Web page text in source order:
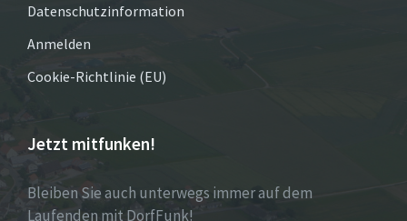
Datenschutzinformation
Anmelden
Cookie-Richtlinie (EU)
Jetzt mitfunken!
Bleiben Sie auch unterwegs immer auf dem
Laufenden mit DorfFunk!